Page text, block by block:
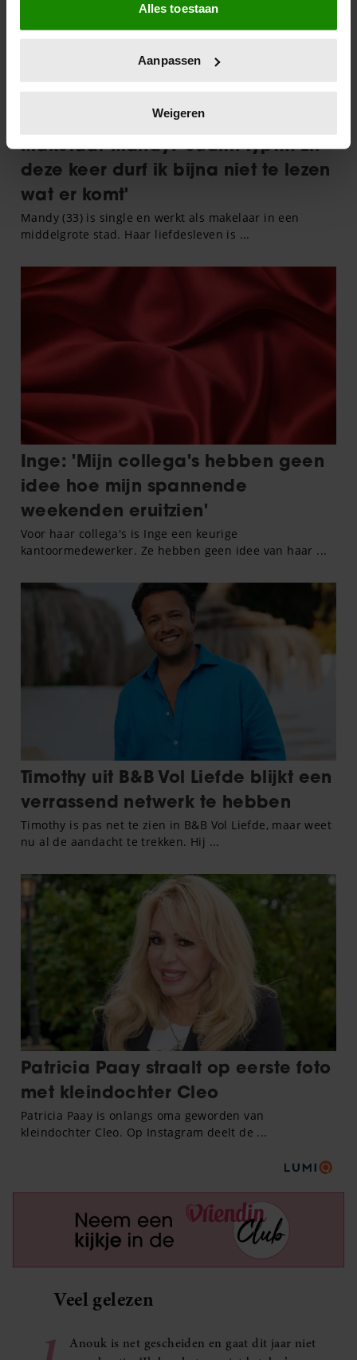
Informatie verzamelen over uw geografische
locatie, die tot een paar meter nauwkeurig kan zijn
scannen op specifieke eigenschappen (fingerprinting)
verwerkt en stel uw voorkeuren in het
intrekken in de Cookieverklaring.
We gebruiken cookies om content en advertenties te
personaliseren, om functies voor social media te bieden
en om ons websiteverkeer te analyseren. Ook delen we
informatie over uw gebruik van onze site met onze
partners kunnen deze gegevens combineren met andere
informatie die u aan ze heeft verstrekt of die ze hebben
gaat akkoord met onze cookies als u onze website blijft
gebruiken.
Alles toestaan
Aanpassen
Weigeren
Veel gelezen
Anouk is net gescheiden en gaat dit jaar niet